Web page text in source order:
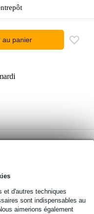
et d'autres techniques
sont indispensables au
aimerions également
au panier